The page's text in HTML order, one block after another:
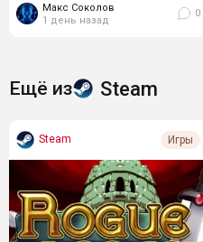
Plati и GGSEL. Военный шутер в
большом...
Макс Соколов
1 день назад
0
Ещё из Steam
Steam Игры